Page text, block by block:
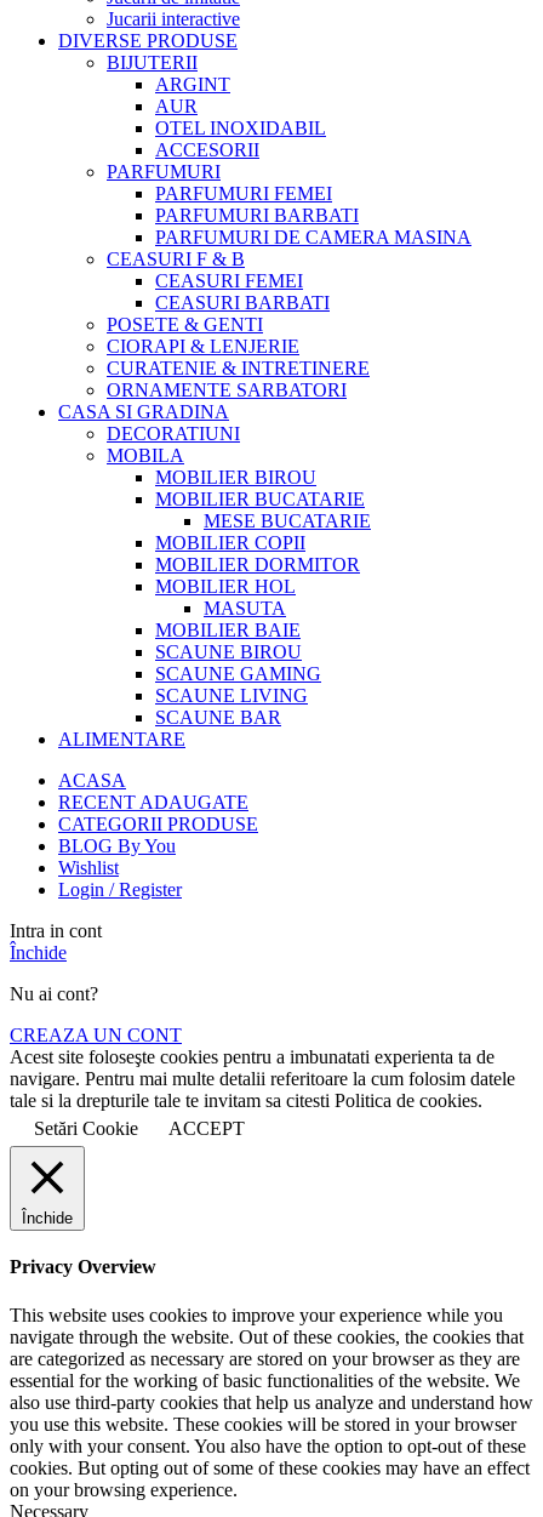
Jucarii interactive
DIVERSE PRODUSE
BIJUTERII
ARGINT
AUR
OTEL INOXIDABIL
ACCESORII
PARFUMURI
PARFUMURI FEMEI
PARFUMURI BARBATI
PARFUMURI DE CAMERA MASINA
CEASURI F & B
CEASURI FEMEI
CEASURI BARBATI
POSETE & GENTI
CIORAPI & LENJERIE
CURATENIE & INTRETINERE
ORNAMENTE SARBATORI
CASA SI GRADINA
DECORATIUNI
MOBILA
MOBILIER BIROU
MOBILIER BUCATARIE
MESE BUCATARIE
MOBILIER COPII
MOBILIER DORMITOR
MOBILIER HOL
MASUTA
MOBILIER BAIE
SCAUNE BIROU
SCAUNE GAMING
SCAUNE LIVING
SCAUNE BAR
ALIMENTARE
ACASA
RECENT ADAUGATE
CATEGORII PRODUSE
BLOG By You
Wishlist
Login / Register
Intra in cont
Închide
Nu ai cont?
CREAZA UN CONT
Acest site foloseşte cookies pentru a imbunatati experienta ta de
navigare. Pentru mai multe detalii referitoare la cum folosim datele
tale si la drepturile tale te invitam sa citesti Politica de cookies.
Setări Cookie
ACCEPT
Închide
Privacy Overview
This website uses cookies to improve your experience while you
navigate through the website. Out of these cookies, the cookies that
are categorized as necessary are stored on your browser as they are
essential for the working of basic functionalities of the website. We
also use third-party cookies that help us analyze and understand how
you use this website. These cookies will be stored in your browser
only with your consent. You also have the option to opt-out of these
cookies. But opting out of some of these cookies may have an effect
on your browsing experience.
Necessary